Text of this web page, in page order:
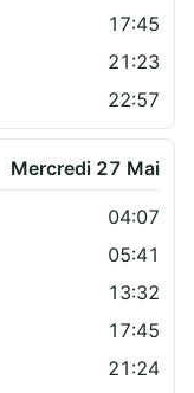
17:45
21:23
22:57
Mercredi 27 Mai
04:07
05:41
13:32
17:45
21:24